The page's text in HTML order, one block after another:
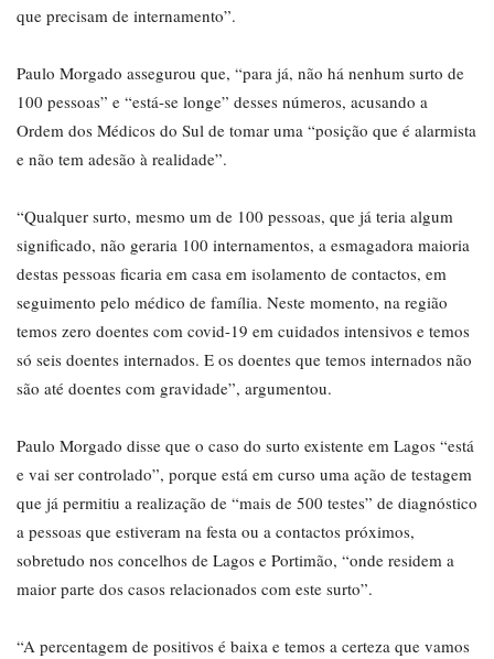
que precisam de internamento”.
Paulo Morgado assegurou que, “para já, não há nenhum surto de
100 pessoas” e “está-se longe” desses números, acusando a
Ordem dos Médicos do Sul de tomar uma “posição que é alarmista
e não tem adesão à realidade”.
“Qualquer surto, mesmo um de 100 pessoas, que já teria algum
significado, não geraria 100 internamentos, a esmagadora maioria
destas pessoas ficaria em casa em isolamento de contactos, em
seguimento pelo médico de família. Neste momento, na região
temos zero doentes com covid-19 em cuidados intensivos e temos
só seis doentes internados. E os doentes que temos internados não
são até doentes com gravidade”, argumentou.
Paulo Morgado disse que o caso do surto existente em Lagos “está
e vai ser controlado”, porque está em curso uma ação de testagem
que já permitiu a realização de “mais de 500 testes” de diagnóstico
a pessoas que estiveram na festa ou a contactos próximos,
sobretudo nos concelhos de Lagos e Portimão, “onde residem a
maior parte dos casos relacionados com este surto”.
“A percentagem de positivos é baixa e temos a certeza que vamos